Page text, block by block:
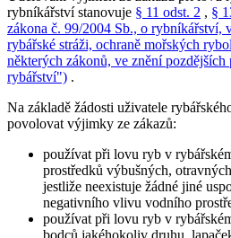
rybníkářství stanovuje § 11 odst. 2 , §
zákona č. 99/2004 Sb., o rybníkářství,
rybářské stráži, ochraně mořských
některých zákonů, ve znění
rybářství") .
Na základě žádosti uživatele
povolovat výjimky ze zákazů:
používat při lovu ryb v
prostředků výbušných,
jestliže neexistuje žádné jiné
negativního vlivu vodního
používat při lovu ryb v
bodců jakéhokoliv druhu,